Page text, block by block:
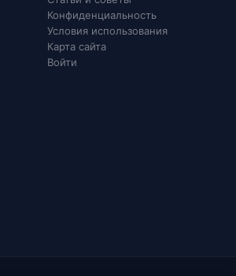
Конфиденциальность
Условия использования
Карта сайта
Войти